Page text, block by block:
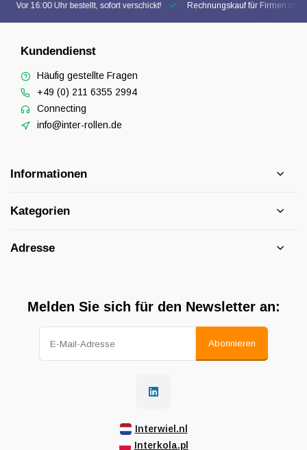
Vor 16:00 Uhr bestellt, sofort verschickt! Rechnungskauf für Firmen
Kundendienst
Häufig gestellte Fragen
+49 (0) 211 6355 2994
Connecting
info@inter-rollen.de
Informationen
Kategorien
Adresse
Melden Sie sich für den Newsletter an:
Abonnieren
Interwiel.nl
Interkola.pl